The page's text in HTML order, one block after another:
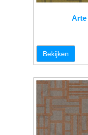
Arte
Bekijken